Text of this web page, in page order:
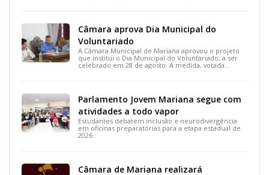
Câmara aprova Dia Municipal do
Voluntariado
A Câmara Municipal de Mariana aprovou o projeto
que institui o Dia Municipal do Voluntariado, a ser
celebrado em 28 de agosto. A medida, votada
durante a 15ª Reunião Ordinária, busca reconhecer
Parlamento Jovem Mariana segue com
atividades a todo vapor
Estudantes debatem inclusão e neurodivergência
em oficinas preparatórias para a etapa estadual de
2026.
Câmara de Mariana realizará